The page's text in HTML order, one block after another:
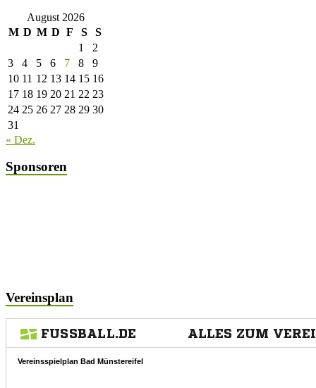
August 2026
M D M D F S
S
1
2
3
4 5 6 7 8
9
10 11 12 13 14 15 16
17 18 19 20 21 22 23
24 25 26 27 28 29 30
31
« Dez.
Sponsoren
Vereinsplan